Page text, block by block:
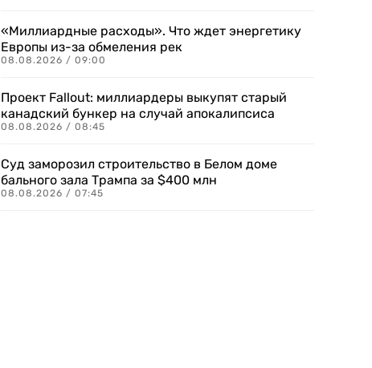
«Миллиардные расходы». Что ждет энергетику
Европы из-за обмеления рек
08.08.2026 / 09:00
Проект Fallout: миллиардеры выкупят старый
канадский бункер на случай апокалипсиса
08.08.2026 / 08:45
Суд заморозил строительство в Белом доме
бального зала Трампа за $400 млн
08.08.2026 / 07:45